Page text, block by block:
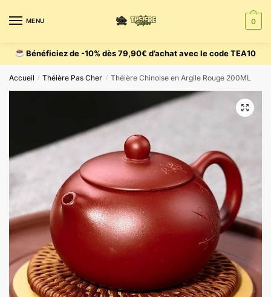
MENU 0
Bénéficiez de -10% dès 79,90€ d’achat avec le code TEA10
Accueil / Théière Pas Cher / Théière Chinoise en Argile Rouge 200ML